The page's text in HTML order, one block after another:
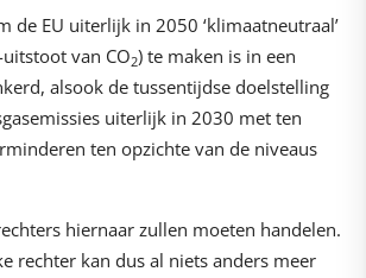
de EU uiterlijk in 2050 ‘klimaatneutraal’
van CO2) te maken is in een
alsook de tussentijdse doelstelling
uiterlijk in 2030 met ten
ten opzichte van de niveaus
hiernaar zullen moeten handelen.
rechter kan dus al niets anders meer